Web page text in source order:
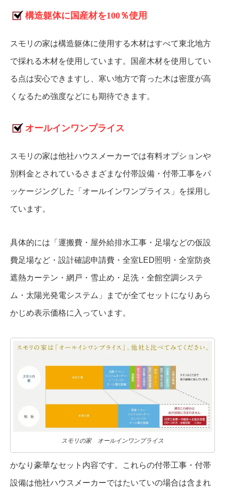
構造躯体に国産材を100％使用
スモリの家は構造躯体に使用する木材はすべて東北地方
で採れる木材を使用しています。国産木材を使用してい
る点は安心できますし、寒い地方で育った木は密度が高
くなるため強度などにも期待できます。
オールインワンプライス
スモリの家は他社ハウスメーカーでは有料オプションや
別料金とされているさまざまな付帯設備・付帯工事をパ
ッケージングした「オールインワンプライス」を採用し
ています。
具体的には「運搬費・屋外給排水工事・足場などの仮設
費足場など・設計確認申請費・全室LED照明・全室防炎
遮熱カーテン・網戸・雪止め・足洗・全館空調システ
ム・太陽光発電システム」までが全てセットになりあら
かじめ表示価格に入っています。
スモリの家 オールインワンプライス
かなり豪華なセット内容です。これらの付帯工事・付帯
設備は他社ハウスメーカーではたいていの場合は含まれ